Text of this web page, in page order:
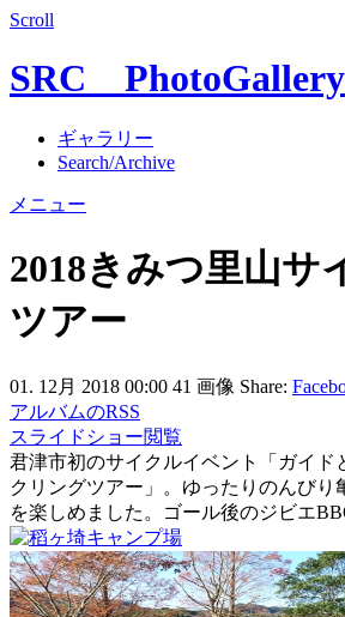
Scroll
SRC PhotoGallery
ギャラリー
Search/Archive
メニュー
2018きみつ里山サ
ツアー
01. 12月 2018 00:00 41 画像 Share:
アルバムのRSS
スライドショー閲覧
君津市初のサイクルイベント「ガイド
クリングツアー」。ゆったりのんびり
を楽しめました。ゴール後のジビエ